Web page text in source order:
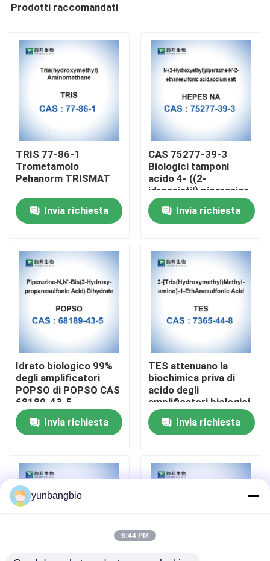
Casa
Circa noi
Giro della fabbrica
Controllo di qualità
Contattici
Casi
amplificatori biologici
Prodotti raccomandati
TRIS 77-86-1
Trometamolo
Pehanorm TRISMAT
Invia richiesta
CAS 75277-39-3
Biologici tamponi
acido 4- ((2-
idrossietil) piperazina-
1-etanosulfonico
Invia richiesta
Idrato biologico 99%
degli amplificatori
POPSO di POPSO CAS
68189-43-5
Invia richiesta
TES attenuano la
biochimica priva di
acido degli
amplificatori biologici
di CAS 7365-44-8
Invia richiesta
yunbangbio
6:44 PM